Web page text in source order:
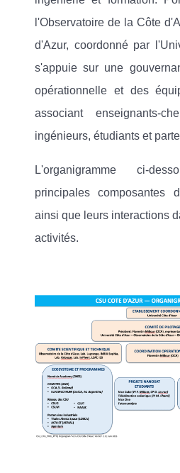
l'Observatoire de la Côte
d'Azur, coordonné par
s'appuie sur une
opérationnelle et des
associant enseignants-
ingénieurs, étudiants et
L'organigramme ci-
principales composantes
ainsi que leurs interactions
activités.